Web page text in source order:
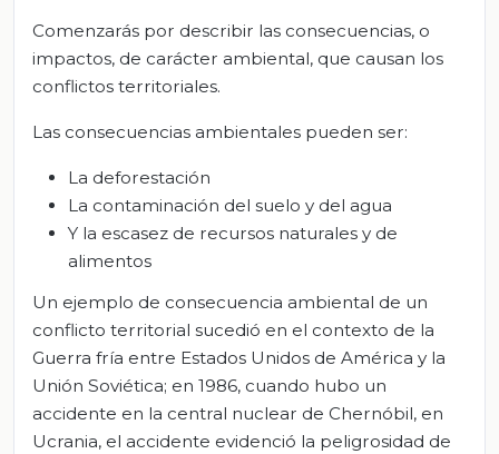
Comenzarás por describir las consecuencias, o
impactos, de carácter ambiental, que causan los
conflictos territoriales.
Las consecuencias ambientales pueden ser:
La deforestación
La contaminación del suelo y del agua
Y la escasez de recursos naturales y de
alimentos
Un ejemplo de consecuencia ambiental de un
conflicto territorial sucedió en el contexto de la
Guerra fría entre Estados Unidos de América y la
Unión Soviética; en 1986, cuando hubo un
accidente en la central nuclear de Chernóbil, en
Ucrania, el accidente evidenció la peligrosidad de